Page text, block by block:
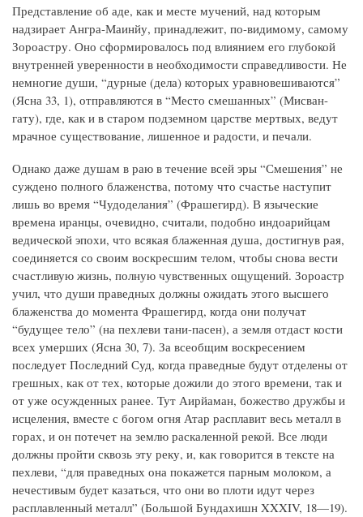
Представление об аде, как и месте мучений, над которым
надзирает Ангра-Маинйу, принадлежит, по-видимому, самому
Зороастру. Оно сформировалось под влиянием его глубокой
внутренней уверенности в необходимости справедливости. Не
немногие души, “дурные (дела) которых уравновешиваются”
(Ясна 33, 1), отправляются в “Место смешанных” (Мисван-
гату), где, как и в старом подземном царстве мертвых, ведут
мрачное существование, лишенное и радости, и печали.
Однако даже душам в раю в течение всей эры “Смешения” не
суждено полного блаженства, потому что счастье наступит
лишь во время “Чудоделания” (Фрашегирд). В языческие
времена иранцы, очевидно, считали, подобно индоарийцам
ведической эпохи, что всякая блаженная душа, достигнув рая,
соединяется со своим воскресшим телом, чтобы снова вести
счастливую жизнь, полную чувственных ощущений. Зороастр
учил, что души праведных должны ожидать этого высшего
блаженства до момента Фрашегирд, когда они получат
“будущее тело” (на пехлеви тани-пасен), а земля отдаст кости
всех умерших (Ясна 30, 7). За всеобщим воскресением
последует Последний Суд, когда праведные будут отделены от
грешных, как от тех, которые дожили до этого времени, так и
от уже осужденных ранее. Тут Аирйаман, божество дружбы и
исцеления, вместе с богом огня Атар расплавит весь металл в
горах, и он потечет на землю раскаленной рекой. Все люди
должны пройти сквозь эту реку, и, как говорится в тексте на
пехлеви, “для праведных она покажется парным молоком, а
нечестивым будет казаться, что они во плоти идут через
расплавленный металл” (Большой Бундахишн XXXIV, 18—19).